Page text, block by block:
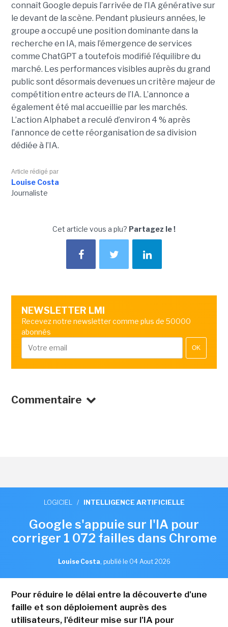
connaît Google depuis l’arrivée de l’IA générative sur
le devant de la scène. Pendant plusieurs années, le
groupe a occupé une position dominante dans la
recherche en IA, mais l’émergence de services
comme ChatGPT a toutefois modifié l’équilibre du
marché. Les performances visibles auprès du grand
public sont désormais devenues un critère majeur de
compétition entre acteurs de l’IA. L’annonce a
également été mal accueillie par les marchés.
L’action Alphabet a reculé d’environ 4 % après
l’annonce de cette réorganisation de sa division
dédiée à l’IA.
Article rédigé par
Louise Costa
Journaliste
Cet article vous a plu? Partagez le !
NEWSLETTER LMI
Recevez notre newsletter comme plus de 50000
abonnés
OK
Commentaire
LOGICIEL / INTELLIGENCE ARTIFICIELLE
Google s'appuie sur l'IA pour
corriger 1 072 failles dans Chrome
Louise Costa, publié le 04 Aout 2026
Pour réduire le délai entre la découverte d'une
faille et son déploiement auprès des
utilisateurs, l'éditeur mise sur l'IA pour